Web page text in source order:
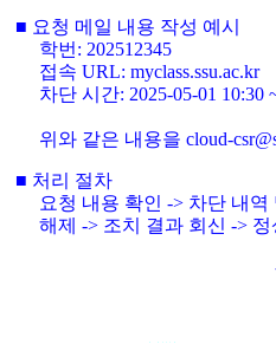
■ 요청 메일 내용 작성 예시
학번: 202512345
접속 URL: myclass.ssu.ac.kr
차단 시간: 2025-05-01 10:30
위와 같은 내용을 cloud-
■ 처리 절차
요청 내용 확인 -> 차단 내
해제 -> 조치 결과 회신 ->